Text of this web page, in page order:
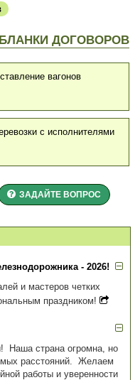
БЛАНКИ ДОГОВОРОВ
вагонов
с исполнителями
ЗАДАЙТЕ ВОПРОС
- 2026!
и мастеров четких
праздником!
Наша страна огромна, но
расстояний. Желаем
работы и уверенности